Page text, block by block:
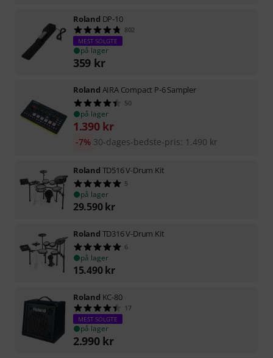
Roland DP-10
802
MEST SOLGTE
på lager
359 kr
Roland AIRA Compact P-6 Sampler
50
på lager
1.390 kr
30-dages-bedste-pris: 1.490 kr
-7%
Roland TD516 V-Drum Kit
5
på lager
29.590 kr
Roland TD316 V-Drum Kit
6
på lager
15.490 kr
Roland KC-80
17
MEST SOLGTE
på lager
2.990 kr